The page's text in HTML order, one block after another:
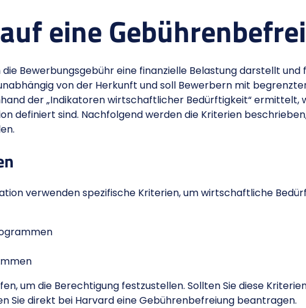
eine
Bewerbungsgebühr eine finanzielle Belastung darstellt und
von der Herkunft und soll Bewerbern mit
der „Indikatoren wirtschaftlicher Bedürftigkeit“ ermittelt,
definiert sind. Nachfolgend werden die Kriterien
verwenden spezifische Kriterien, um wirtschaftliche
um die Berechtigung festzustellen. Sollten Sie diese
Sie direkt bei Harvard eine Gebührenbefreiung beantragen.